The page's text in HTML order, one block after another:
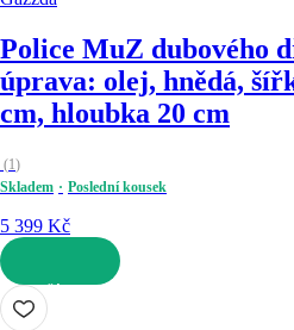
Police MuZ dubového
úprava: olej, hnědá,
cm, hloubka 20 cm
(1)
Skladem
Poslední kousek
5 399 Kč
DO KOŠÍKU